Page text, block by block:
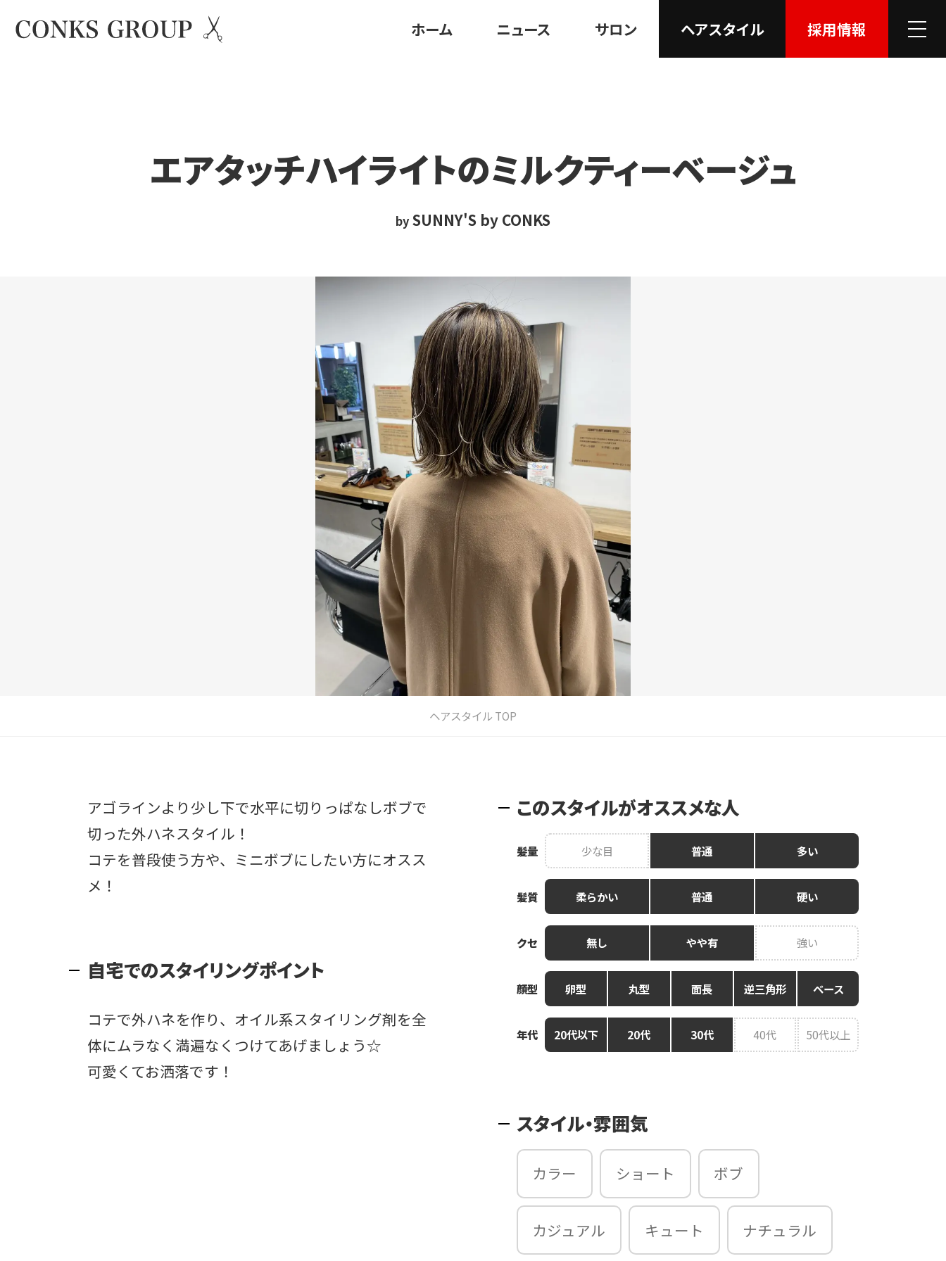
ホーム ニュース サロン ヘアスタイル 採用情報
エアタッチハイライトのミルクティーベージュ
by SUNNY'S by CONKS
ヘアスタイル TOP
アゴラインより少し下で水平に切りっぱなしボブで
切った外ハネスタイル！
コテを普段使う方や、ミニボブにしたい方にオスス
メ！
自宅でのスタイリングポイント
コテで外ハネを作り、オイル系スタイリング剤を全
体にムラなく満遍なくつけてあげましょう☆
可愛くてお洒落です！
このスタイルがオススメな人
髪量 少な目 普通 多い
髪質 柔らかい 普通 硬い
クセ 無し やや有 強い
顔型 卵型 丸型 面長 逆三角形 ベース
年代 20代以下 20代 30代 40代 50代以上
スタイル・雰囲気
カラー ショート ボブ
カジュアル キュート ナチュラル